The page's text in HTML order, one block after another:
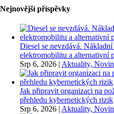
Nejnovější příspěvky
Diesel se nevzdává.
elektromobilitu a alternativní
Srp 6, 2026 | Aktuality,
Jak připravit organizaci na
přehledu kybernetických rizik
Srp 6, 2026 | Aktuality,